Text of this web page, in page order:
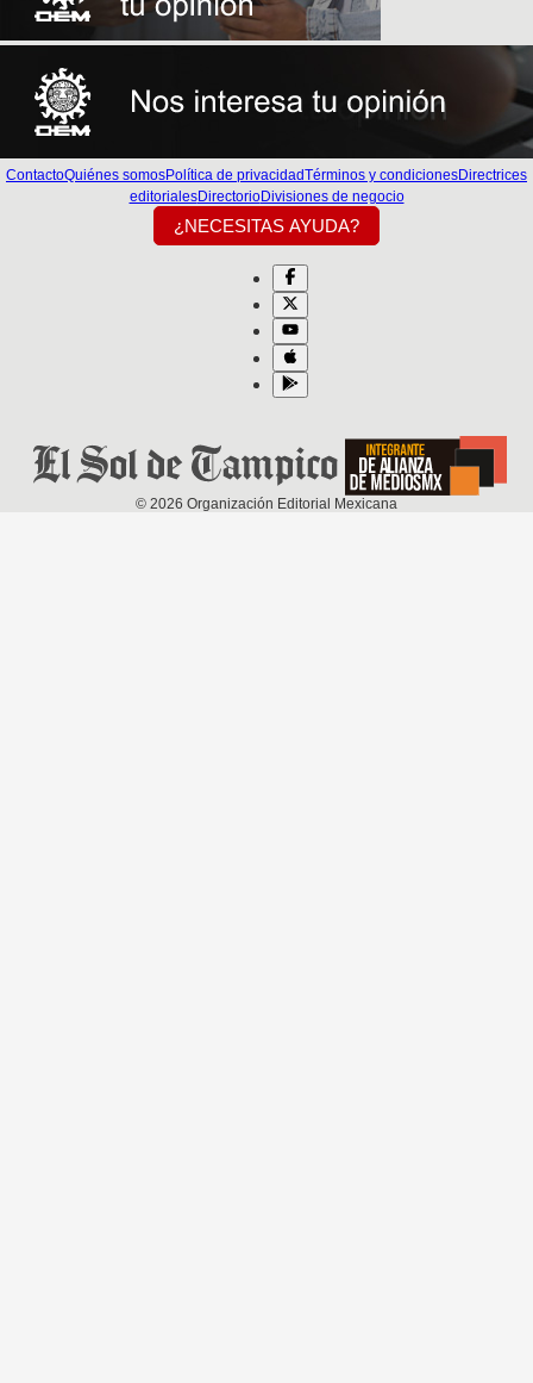
ContactoQuiénes somosPolítica de privacidadTérminos y condicionesDirectrices
editorialesDirectorioDivisiones de negocio
¿NECESITAS AYUDA?
© 2026 Organización Editorial Mexicana